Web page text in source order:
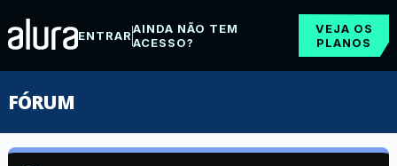
ENTRARAINDA NÃO TEM
ACESSO?
VEJA OS
PLANOS
FÓRUM